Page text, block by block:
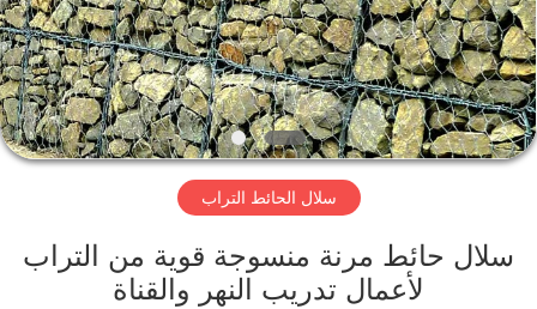
منتجات
معلومات
عنا
في
سلال الحائط التراب
سلال حائط مرنة منسوجة قوية من التراب
لأعمال تدريب النهر والقناة